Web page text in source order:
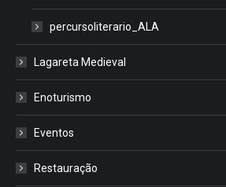
percursoliterario_ALA
Lagareta Medieval
Enoturismo
Eventos
Restauração